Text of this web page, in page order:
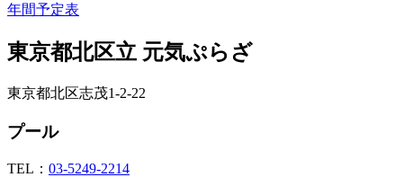
年間予定表
東京都北区立 元気ぷらざ
東京都北区志茂1-2-22
プール
TEL： 03-5249-2214